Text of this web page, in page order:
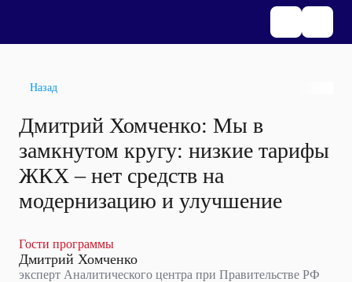
Назад
Дмитрий Хомченко: Мы в
замкнутом кругу: низкие тарифы
ЖКХ – нет средств на
модернизацию и улучшение
Гости программы
Дмитрий Хомченко
эксперт Аналитического центра при Правительстве РФ